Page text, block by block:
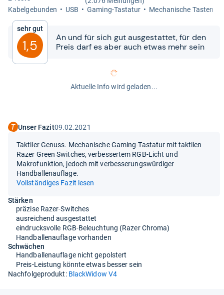
Kabel­ge­bun­den
USB Gaming-​Tasta­tur Mecha­ni­sche Tas­ten
Sehr gut
1,5
An und für sich gut aus­ge­stat­tet, für den
Preis darf es aber auch etwas mehr sein
Aktuelle Info wird geladen...
Unser Fazit09.02.2021
Taktiler Genuss. Mechanische Gaming-Tastatur mit taktilen
Razer Green Switches, verbessertem RGB-Licht und
Makrofunktion, jedoch mit verbesserungswürdiger
Handballenauflage.
Vollständiges Fazit lesen
Stärken
präzise Razer-Switches
ausreichend ausgestattet
eindrucksvolle RGB-Beleuchtung (Razer Chroma)
Handballenauflage vorhanden
Schwächen
Handballenauflage nicht gepolstert
Preis-Leistung könnte etwas besser sein
Nachfolgeprodukt: BlackWidow V4